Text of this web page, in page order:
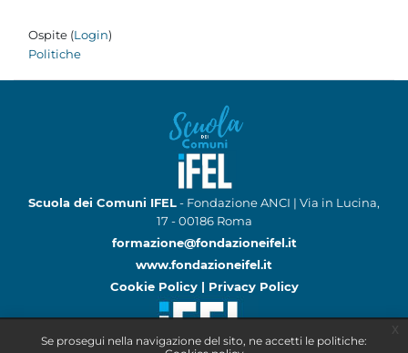
Se prosegui nella navigazione del sito, ne accetti le politiche:
Ospite (Login)
Politiche
Scuola dei Comuni IFEL- Fondazione ANCI | Via in Lucina,
17 - 00186 Roma
formazione@fondazioneifel.it
www.fondazioneifel.it
Cookie Policy | Privacy Policy